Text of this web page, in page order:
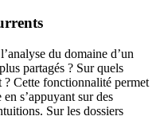
du domaine d’un
partagés ? Sur quels
? Cette fonctionnalité permet
s’appuyant sur des
Sur les dossiers